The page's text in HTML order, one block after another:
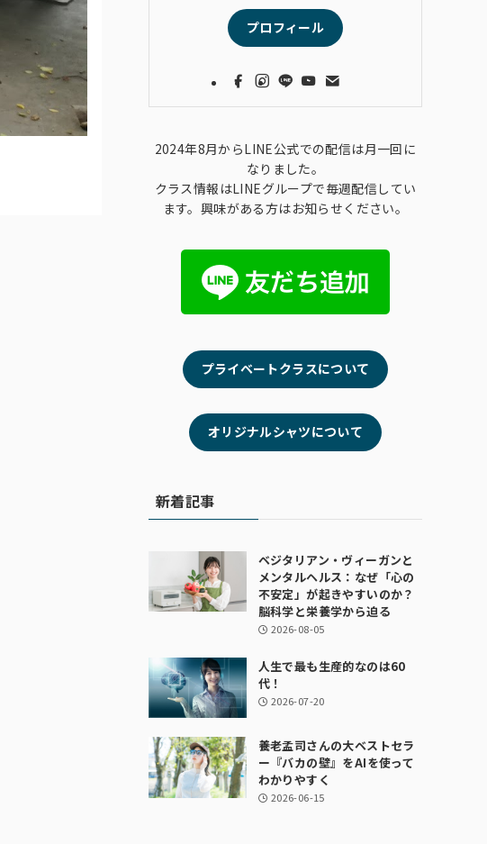
プロフィール
2024年8月からLINE公式での配信は月一回に
なりました。
クラス情報はLINEグループで毎週配信してい
ます。興味がある方はお知らせください。
プライベートクラスについて
オリジナルシャツについて
新着記事
ベジタリアン・ヴィーガンと
メンタルヘルス：なぜ「心の
不安定」が起きやすいのか？
脳科学と栄養学から迫る
2026-08-05
人生で最も生産的なのは60
代！
2026-07-20
養老孟司さんの大ベストセラ
ー『バカの壁』をAIを使って
わかりやすく
2026-06-15